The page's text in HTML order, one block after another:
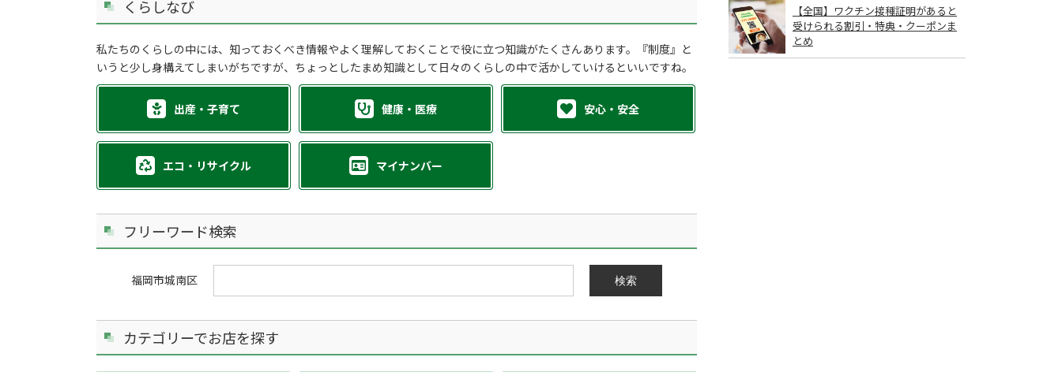
くらしなび
私たちのくらしの中には、知っておくべき情報やよく理解しておくことで役に立つ知識がたくさんあります。『制度』と
いうと少し身構えてしまいがちですが、ちょっとしたまめ知識として日々のくらしの中で活かしていけるといいですね。
出産・子育て 健康・医療 安心・安全
エコ・リサイクル マイナンバー
フリーワード検索
福岡市城南区 検索
カテゴリーでお店を探す
【全国】ワクチン接種証明があると
受けられる割引・特典・クーポンま
とめ